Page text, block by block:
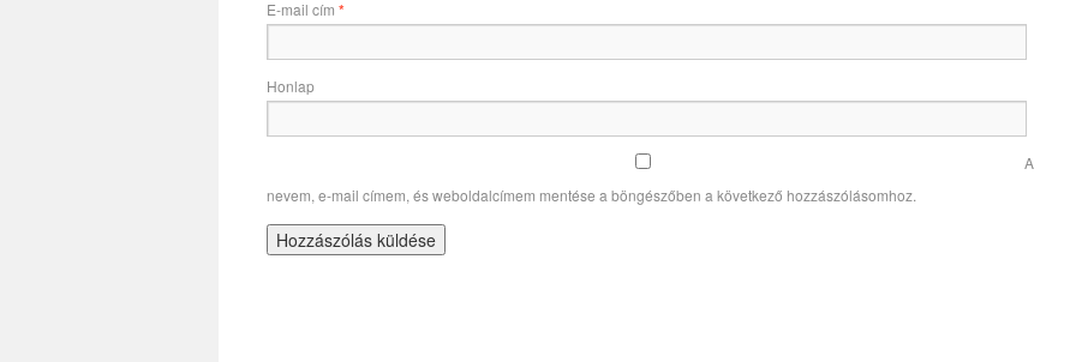
E-mail cím *
Honlap
A
nevem, e-mail címem, és weboldalcímem mentése a böngészőben a következő hozzászólásomhoz.